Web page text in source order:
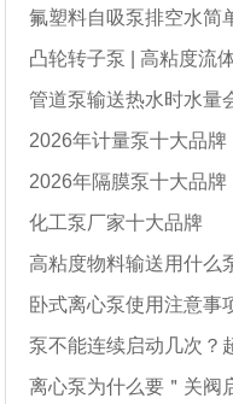
氟塑料自吸泵排空水简
凸轮转子泵 | 高粘度流
管道泵输送热水时水量
2026年计量泵十大品牌
2026年隔膜泵十大品牌
化工泵厂家十大品牌
高粘度物料输送用什么
卧式离心泵使用注意事
泵不能连续启动几次？
离心泵为什么要＂关阀